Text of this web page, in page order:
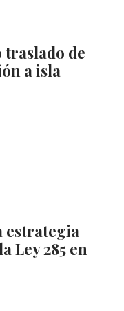
de
a isla
estrategia
Ley 285 en